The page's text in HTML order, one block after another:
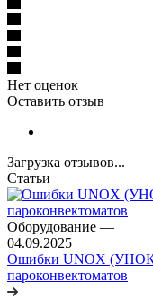
Нет оценок
Оставить отзыв
Загрузка отзывов...
Статьи
Оборудование —
04.09.2025
Ошибки UNOX
пароконвектоматов